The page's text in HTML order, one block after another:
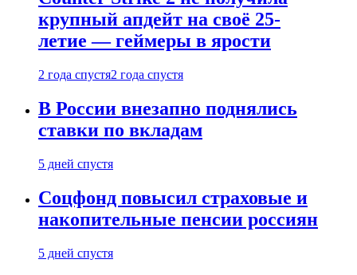
крупный апдейт на своё 25-
летие — геймеры в ярости
2 года спустя2 года спустя
В России внезапно поднялись
ставки по вкладам
5 дней спустя
Соцфонд повысил страховые и
накопительные пенсии россиян
5 дней спустя